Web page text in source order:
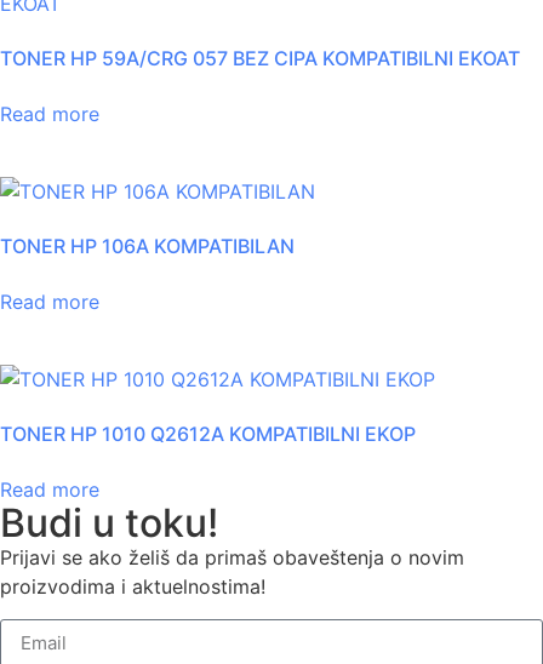
TONER HP 59A/CRG 057 BEZ CIPA KOMPATIBILNI EKOAT
Read more
TONER HP 106A KOMPATIBILAN
Read more
TONER HP 1010 Q2612A KOMPATIBILNI EKOP
Read more
Budi u toku!
Prijavi se ako želiš da primaš obaveštenja o novim
proizvodima i aktuelnostima!